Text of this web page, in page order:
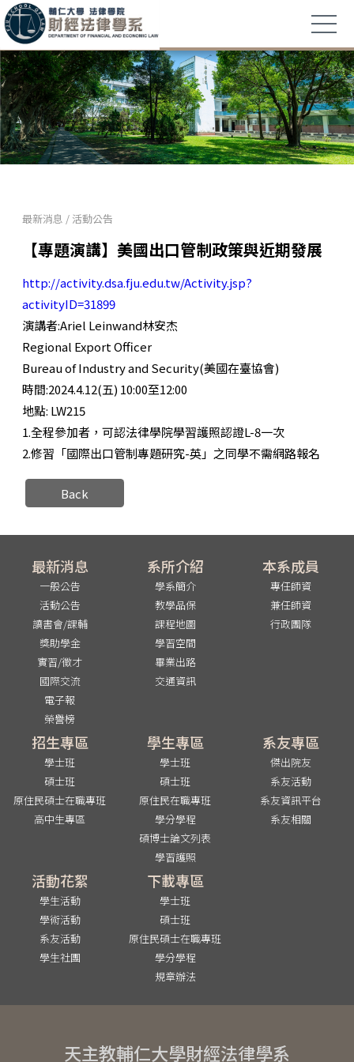
最新消息 / 活動公告
【專題演講】美國出口管制政策與近期發展
http://activity.dsa.fju.edu.tw/Activity.jsp?
activityID=31899
演講者:Ariel Leinwand林安杰
Regional Export Officer
Bureau of Industry and Security(美國在臺協會)
時間:2024.4.12(五) 10:00至12:00
地點: LW215
1.全程參加者，可認法律學院學習護照認證L-8一次
2.修習「國際出口管制專題研究-英」之同學不需網路報名
Back
最新消息
一般公告
活動公告
讀書會/課輔
獎助學金
實習/徵才
國際交流
電子報
榮譽榜
系所介紹
學系簡介
教學品保
課程地圖
學習空間
畢業出路
交通資訊
本系成員
專任師資
兼任師資
行政團隊
招生專區
學士班
碩士班
原住民碩士在職專班
高中生專區
學生專區
學士班
碩士班
原住民在職專班
學分學程
碩博士論文列表
學習護照
系友專區
傑出院友
系友活動
系友資訊平台
系友相關
活動花絮
學生活動
學術活動
系友活動
學生社團
下載專區
學士班
碩士班
原住民碩士在職專班
學分學程
規章辦法
天主教輔仁大學財經法律學系